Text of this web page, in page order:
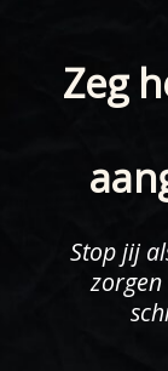
Stop jij
Zeg